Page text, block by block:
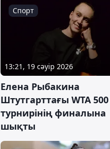
Спорт
13:21, 19 сәуір 2026
Елена Рыбакина
Штутгарттағы WTA 500
турнирінің финалына
шықты